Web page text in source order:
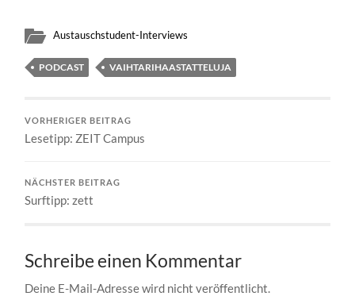
Austauschstudent-Interviews
PODCAST VAIHTARIHAASTATTELUJA
VORHERIGER BEITRAG
Lesetipp: ZEIT Campus
NÄCHSTER BEITRAG
Surftipp: zett
Schreibe einen Kommentar
Deine E-Mail-Adresse wird nicht veröffentlicht.